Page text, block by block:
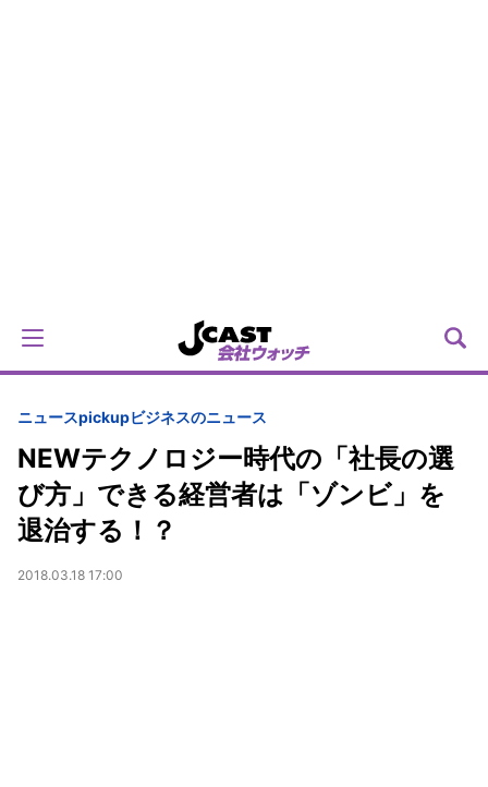
ニュースpickupビジネスのニュース
NEWテクノロジー時代の「社長の選
び方」できる経営者は「ゾンビ」を
退治する！？
2018.03.18 17:00